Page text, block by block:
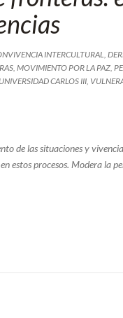
INTERCULTURAL,
,MOVIMIENTO POR LA PAZ,
UNIVERSIDAD CARLOS III,
de las situaciones y
estos procesos. Modera la